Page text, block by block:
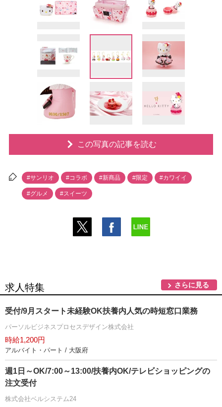
この写真の記事を読む
#サンリオ #コラボ #新商品 #限定 #カワイイ
#グルメ #スイーツ
求人特集 さらに見る
受付/9月スタート未経験OK扶養内人気の時短窓口業務
パーソルビジネスプロセスデザイン株式会社
時給1,200円
アルバイト・パート / 大阪府
週1日～OK/7:00～13:00/扶養内OK/テレビショッピングの
注文受付
株式会社ベルシステム24